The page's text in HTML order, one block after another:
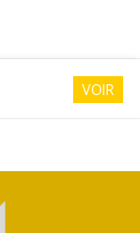
VOIR